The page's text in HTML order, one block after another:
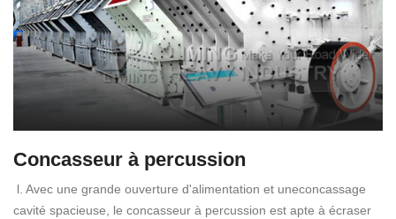
Concasseur à percussion
l. Avec une grande ouverture d'alimentation et uneconcassage
cavité spacieuse, le concasseur à percussion est apte à écraser